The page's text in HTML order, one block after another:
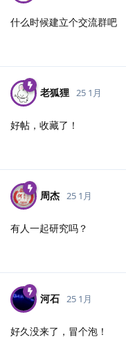
什么时候建立个交流群吧
老狐狸 25 1月
好帖，收藏了！
周杰 25 1月
有人一起研究吗？
河石 25 1月
好久没来了，冒个泡！